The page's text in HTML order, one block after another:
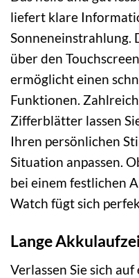
liefert klare
Sonneneinstrahlung.
über den
ermöglicht einen
Funktionen.
Zifferblätter lassen
Ihren persönlichen
Situation anpassen.
bei einem festlichen
Watch fügt sich
Lange
Verlassen Sie sich